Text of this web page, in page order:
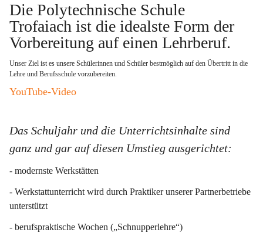
Die Polytechnische Schule
Trofaiach ist die idealste Form der
Vorbereitung auf einen Lehrberuf.
Unser Ziel ist es unsere Schülerinnen und Schüler bestmöglich auf den Übertritt in die
Lehre und Berufsschule vorzubereiten.
YouTube-Video
Das Schuljahr und die Unterrichtsinhalte sind
ganz und gar auf diesen Umstieg ausgerichtet:
- modernste Werkstätten
- Werkstattunterricht wird durch Praktiker unserer Partnerbetriebe
unterstützt
- berufspraktische Wochen („Schnupperlehre“)